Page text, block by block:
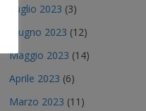
Luglio 2023 (3)
Giugno 2023 (12)
Maggio 2023 (14)
Aprile 2023 (6)
Marzo 2023 (11)